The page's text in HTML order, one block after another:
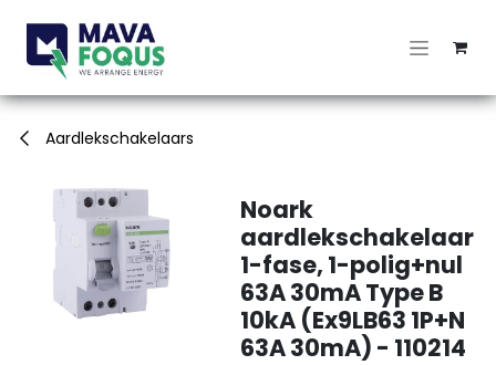
Aardlekschakelaars
Noark
aardlekschakelaar
1-fase, 1-polig+nul
63A 30mA Type B
10kA (Ex9LB63 1P+N
63A 30mA) - 110214